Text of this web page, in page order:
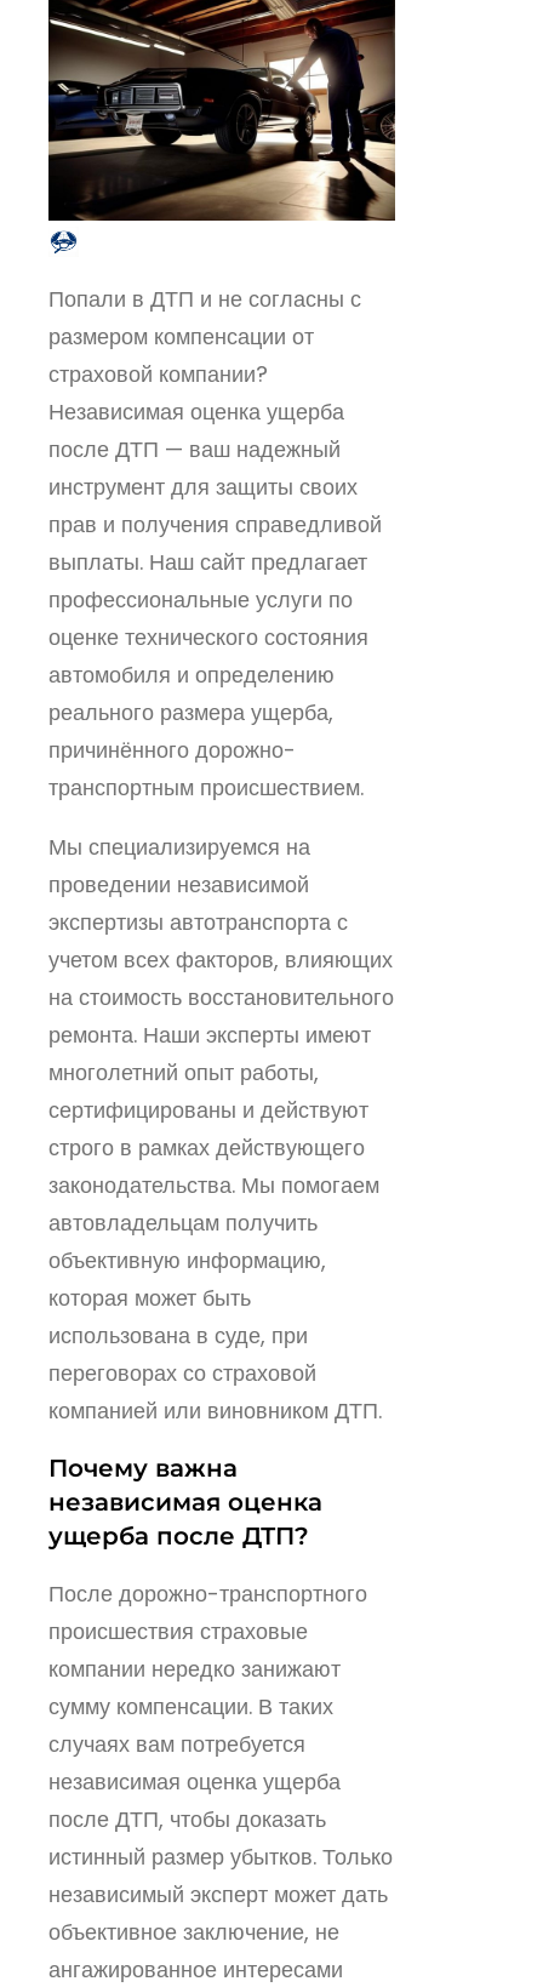
Попали в ДТП и не согласны с
размером компенсации от
страховой компании?
Независимая оценка ущерба
после ДТП — ваш надежный
инструмент для защиты своих
прав и получения справедливой
выплаты. Наш сайт предлагает
профессиональные услуги по
оценке технического состояния
автомобиля и определению
реального размера ущерба,
причинённого дорожно-
транспортным происшествием.
Мы специализируемся на
проведении независимой
экспертизы автотранспорта с
учетом всех факторов, влияющих
на стоимость восстановительного
ремонта. Наши эксперты имеют
многолетний опыт работы,
сертифицированы и действуют
строго в рамках действующего
законодательства. Мы помогаем
автовладельцам получить
объективную информацию,
которая может быть
использована в суде, при
переговорах со страховой
компанией или виновником ДТП.
Почему важна
независимая оценка
ущерба после ДТП?
После дорожно-транспортного
происшествия страховые
компании нередко занижают
сумму компенсации. В таких
случаях вам потребуется
независимая оценка ущерба
после ДТП, чтобы доказать
истинный размер убытков. Только
независимый эксперт может дать
объективное заключение, не
ангажированное интересами